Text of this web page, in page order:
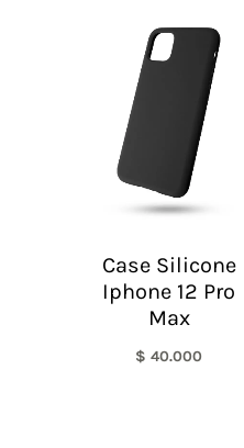
Case Silicone
Iphone 12 Pro
Max
$ 40.000